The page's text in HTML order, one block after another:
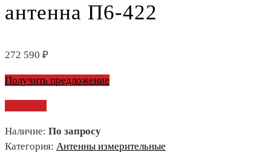
антенна П6-422
272 590 ₽
Получить предложение
Наличие: По запросу
Категория: Антенны измерительные